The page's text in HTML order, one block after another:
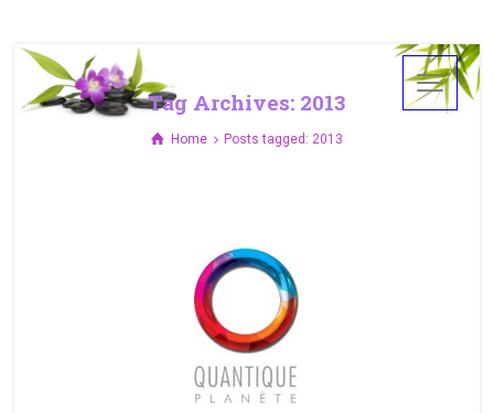
Tag Archives: 2013
Home Posts tagged: 2013